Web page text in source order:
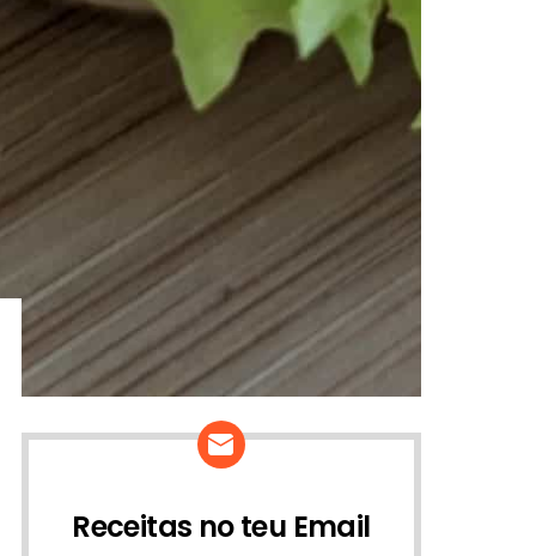
Receitas no teu Email